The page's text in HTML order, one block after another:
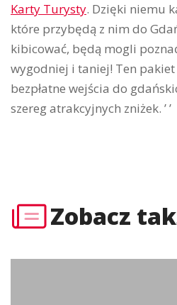
Karty Turysty. Dzięki niemu
które przybędą z nim do
kibicować, będą mogli
wygodniej i taniej! Ten
bezpłatne wejścia do
szereg atrakcyjnych zniżek. ’ ’
Zobacz